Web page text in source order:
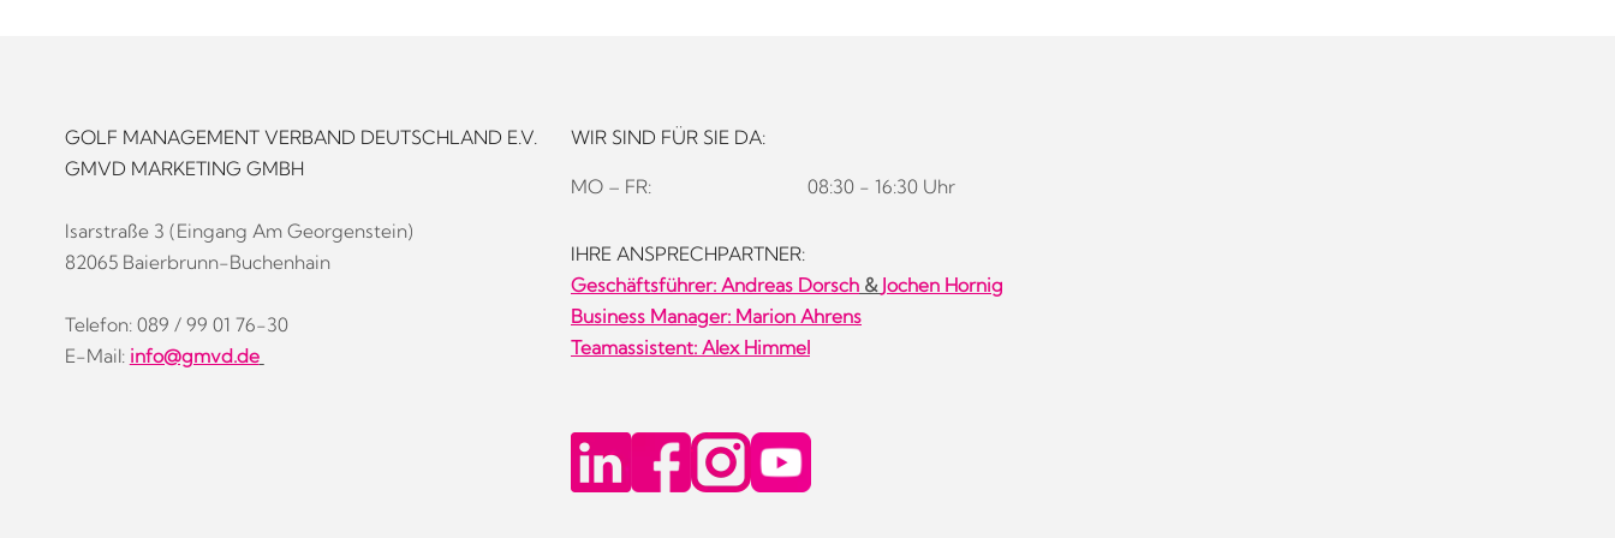
GOLF MANAGEMENT VERBAND DEUTSCHLAND E.V.
GMVD MARKETING GMBH
Isarstraße 3 (Eingang Am Georgenstein)
82065 Baierbrunn-Buchenhain
Telefon: 089 / 99 01 76-30
E-Mail: info@gmvd.de
WIR SIND FÜR SIE DA:
MO – FR: 08:30 - 16:30 Uhr
IHRE ANSPRECHPARTNER:
Geschäftsführer: Andreas Dorsch & Jochen Hornig
Business Manager: Marion Ahrens
Teamassistent: Alex Himmel